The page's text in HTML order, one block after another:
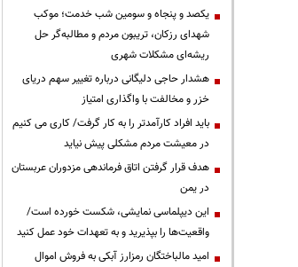
یکصد و پنجاه و سومین شب خدمت؛ موکب
شهدای رزکان، تریبون مردم و مطالبه‌گر حل
ریشه‌ای مشکلات شهری
هشدار حاجی دلیگانی درباره تغییر سهم دریای
خزر و مخالفت با واگذاری امتیاز
باید افراد کارآمدتر را به کار گرفت/ کاری می کنیم
در معیشت مردم مشکلی پیش نیاید
هدف قرار گرفتن اتاق‌ فرماندهی مزدوران عربستان
در یمن
این دیپلماسی نمایشی، شکست خورده است/
واقعیت‌ها را بپذیرید و به تعهدات خود عمل کنید
امید مالباختگان رمزارز آبکی به فروش اموال